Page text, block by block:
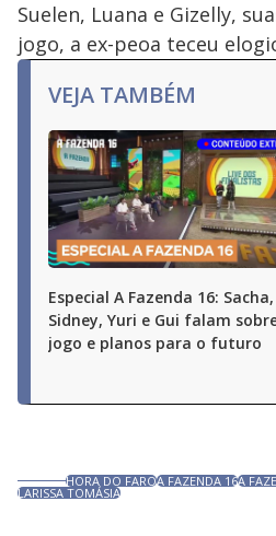
Suelen, Luana e Gizelly,
jogo, a ex-peoa teceu
VEJA TAMBÉM
Especial A Fazenda 16: Sacha,
Sidney, Yuri e Gui falam
jogo e planos para o futuro
HORA DO FAROA FAZENDA 16A
LARISSA TOMÁSIA